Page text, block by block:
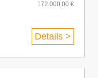
172.000,00 €
Details >